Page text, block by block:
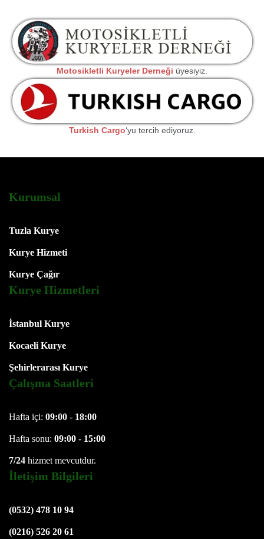
Motosikletli Kuryeler Derneği üyesiyiz.
Turkish Cargo‘yu tercih ediyoruz.
Kurumsal
Tuzla Kurye
Kurye Hizmeti
Kurye Çağır
Kurye Hizmetleri
İstanbul Kurye
Kocaeli Kurye
Şehirlerarası Kurye
Çalışma Saatleri
Hafta içi: 09:00 - 18:00
Hafta sonu: 09:00 - 15:00
7/24 hizmet mevcutdur.
İletişim Bilgileri
(0532) 478 10 94
(0216) 526 20 61